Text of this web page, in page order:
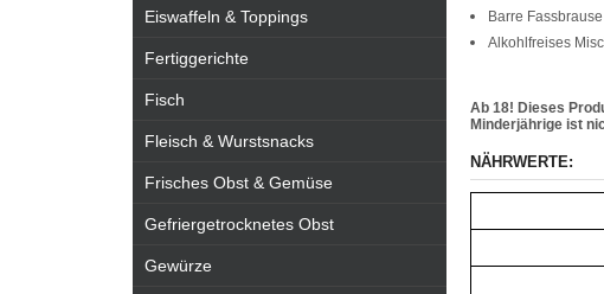
Barre
Alkohlfreises
Ab 18! Dieses
Minderjährige ist
NÄHRWERTE:
Eiswaffeln & Toppings
Fertiggerichte
Fisch
Fleisch & Wurstsnacks
Frisches Obst & Gemüse
Gefriergetrocknetes Obst
Gewürze